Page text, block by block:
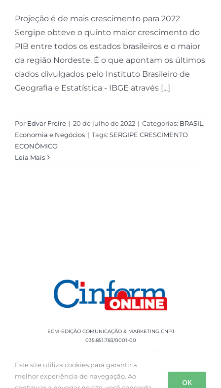
Projeção é de mais crescimento para 2022
Sergipe obteve o quinto maior crescimento do
PIB entre todos os estados brasileiros e o maior
da região Nordeste. É o que apontam os últimos
dados divulgados pelo Instituto Brasileiro de
Geografia e Estatística - IBGE através [...]
Por Edvar Freire | 20 de julho de 2022 | Categorias: BRASIL,
Economia e Negócios | Tags: SERGIPE CRESCIMENTO
ECONÔMICO
Leia Mais
ECM-EDIÇÃO COMUNICAÇÃO & MARKETING CNPJ
035.851.783/0001-00
Rua Sílvio Cesar Leite, 90 Salgado Filho -
Aracaju, SE, CEP: 49020-060 Fone: +55 79
Este site utiliza cookies para garantir a
melhor experiência de navegação. Ao
OK